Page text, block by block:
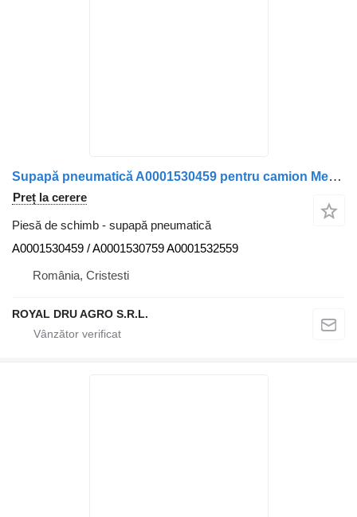
Supapă pneumatică A0001530459 pentru camion Mercedes-Benz
Preț la cerere
Piesă de schimb - supapă pneumatică
A0001530459 / A0001530759 A0001532559
România, Cristesti
ROYAL DRU AGRO S.R.L.